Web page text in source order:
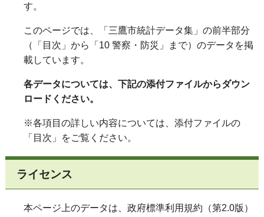
す。
このページでは、「三鷹市統計データ集」の前半部分
（「目次」から「10 警察・防災」まで）のデータを掲
載しています。
各データについては、下記の添付ファイルからダウン
ロードください。
※各項目の詳しい内容については、添付ファイルの
「目次」をご覧ください。
ライセンス
本ページ上のデータは、政府標準利用規約（第2.0版）